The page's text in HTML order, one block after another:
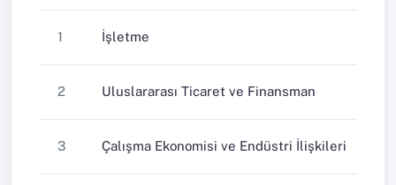
1 İşletme
2 Uluslararası Ticaret ve Finansman
3 Çalışma Ekonomisi ve Endüstri İlişkileri